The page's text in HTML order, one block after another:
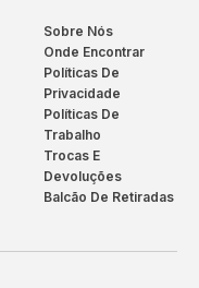
Sobre Nós
Onde Encontrar
Políticas De
Privacidade
Políticas De
Trabalho
Trocas E
Devoluções
Balcão De Retiradas